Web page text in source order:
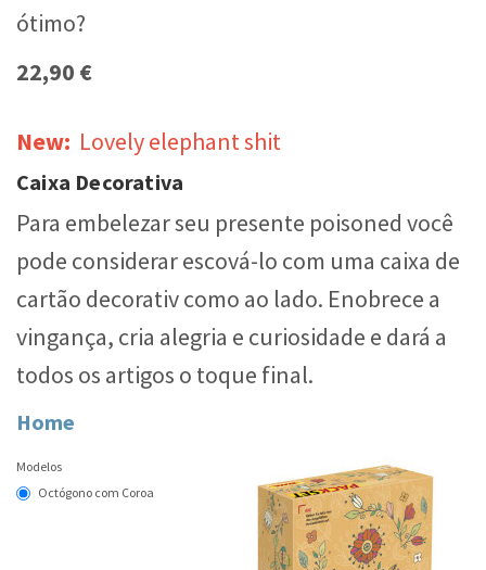
ótimo?
22,90 €
New: Lovely elephant shit
Caixa Decorativa
Para embelezar seu presente poisoned você
pode considerar escová-lo com uma caixa de
cartão decorativ como ao lado. Enobrece a
vingança, cria alegria e curiosidade e dará a
todos os artigos o toque final.
Home
Modelos
Octógono com Coroa